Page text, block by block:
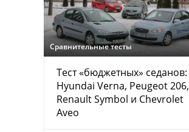
Сравнительные тесты
Тест «бюджетных» седанов:
Hyundai Verna, Peugeot 206,
Renault Symbol и Chevrolet
Aveo